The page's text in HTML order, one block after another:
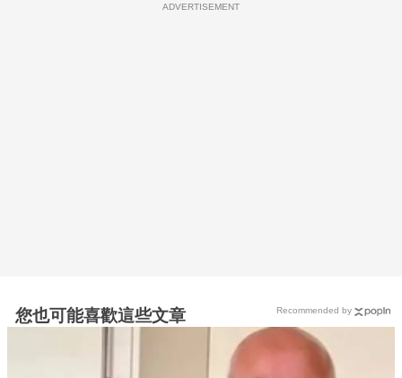
ADVERTISEMENT
您也可能喜歡這些文章 Recommended by